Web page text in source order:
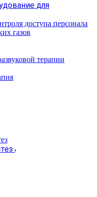
для
доступа персонала
газов
терапии